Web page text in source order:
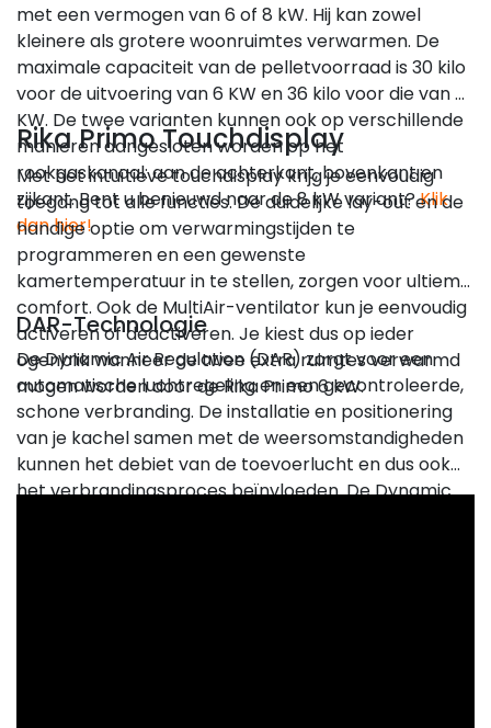
met een vermogen van 6 of 8 kW. Hij kan zowel
kleinere als grotere woonruimtes verwarmen. De
maximale capaciteit van de pelletvoorraad is 30 kilo
voor de uitvoering van 6 KW en 36 kilo voor die van 8
KW. De twee varianten kunnen ook op verschillende
manieren aangesloten worden op het
rookgaskanaal: aan de achterkant, bovenkant en
zijkant. Bent u benieuwd naar de 8 kW variant?Klik
dan hier!
Rika Primo Touchdisplay
Met het intuïtieve touchdisplay krijg je eenvoudig
toegang tot alle functies. De duidelijke lay-out en de
handige optie om verwarmingstijden te
programmeren en een gewenste
kamertemperatuur in te stellen, zorgen voor ultiem
comfort. Ook de MultiAir-ventilator kun je eenvoudig
activeren of deactiveren. Je kiest dus op ieder
ogenblik wanneer de twee extra ruimtes verwarmd
mogen worden door de Rika Primo 6 kW.
DAR-Technologie
De Dynamic Air Regulation (DAR) zorgt voor een
automatische luchtregeling en een gecontroleerde,
schone verbranding. De installatie en positionering
van je kachel samen met de weersomstandigheden
kunnen het debiet van de toevoerlucht en dus ook
het verbrandingsproces beïnvloeden. De Dynamic